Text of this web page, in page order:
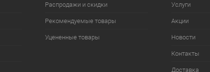
Распродажи и скидки
Рекомендуемые товары
Уцененные товары
Услуги
Акции
Новости
Контакты
Доставка